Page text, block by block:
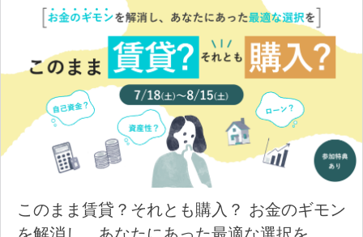
このまま賃貸？それとも購入？ お金のギモン
を解消し、あなたにあった最適な選択を